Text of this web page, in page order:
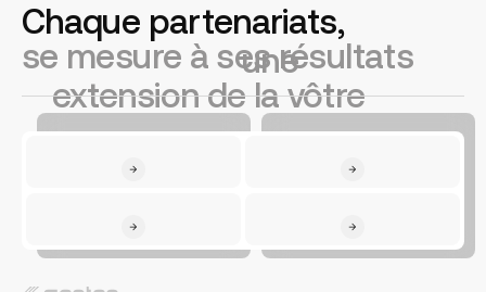
Une équipe d’experts qui
agit commeune
extension de la vôtre
180+
projets web réalisés
4,9
Chaque partenariats,
se mesure à ses résultats